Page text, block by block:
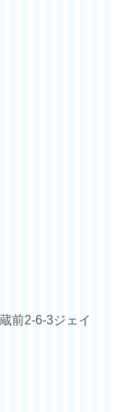
前2-6-3ジェイ